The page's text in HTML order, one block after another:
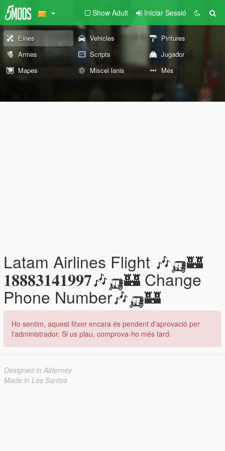
Show Adult Iniciar Sessió
Eines Vehicles
Pintures
Armes
Scripts
Jugador
Mapes
Miscel·lanis Més
Latam Airlines Flight 🎶🛺🏰
𝟏𝟖𝟖𝟖𝟑𝟏𝟒𝟏𝟗𝟗𝟕🎶🛺🏰 Change
Phone Number🎶🛺🏰
Ho sentim, aquest fitxer encara és pendent d'aprovació per
l'administrador. Si us plau, comprova-ho més tard.
Designed in Alderney
Made in Los Santos